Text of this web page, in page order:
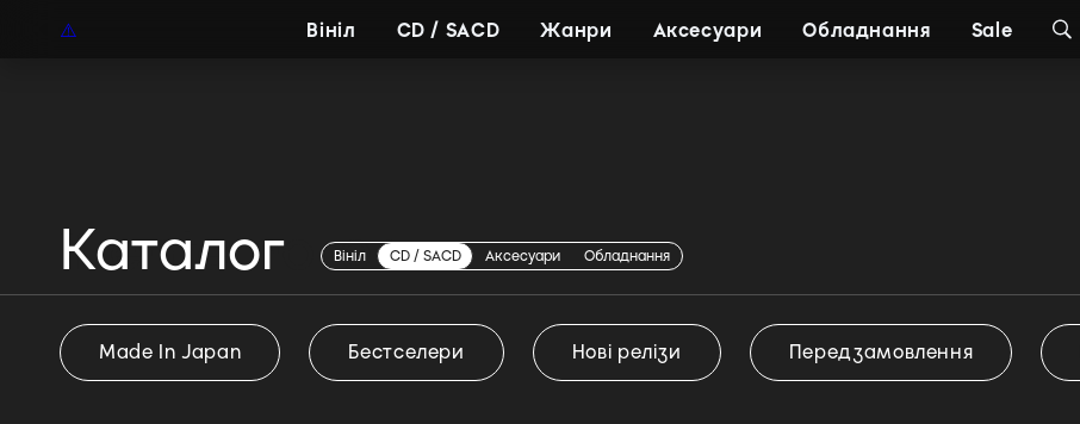
Вініл CD / SACD Жанри Аксесуари Обладнання Sale
Каталог Вініл CD / SACD Аксесуари Обладнання
Trentemoller
Made In Japan Бестселери Нові релізи Передзамовлення